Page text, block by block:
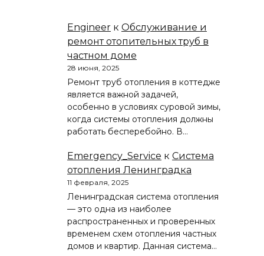
Engineer к Обслуживание и
ремонт отопительных труб в
частном доме
28 июня, 2025
Ремонт труб отопления в коттедже
является важной задачей,
особенно в условиях суровой зимы,
когда системы отопления должны
работать бесперебойно. В…
Emergency_Service к Система
отопления Ленинградка
11 февраля, 2025
Ленинградская система отопления
— это одна из наиболее
распространенных и проверенных
временем схем отопления частных
домов и квартир. Данная система…